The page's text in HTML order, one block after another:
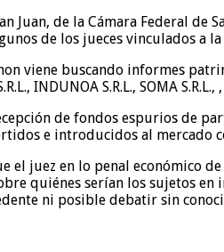
Juan, de la Cámara Federal
de los jueces vinculados a
viene buscando informes
INDUNOA S.R.L., SOMA
de fondos espurios de
e introducidos al
el juez en lo penal económico
quiénes serían los sujetos
ni posible debatir sin